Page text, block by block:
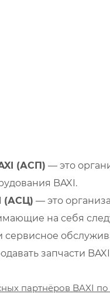
(АСП) — это
BAXI.
(АСЦ) — это
на себя
запчасти
партнёров BAXI